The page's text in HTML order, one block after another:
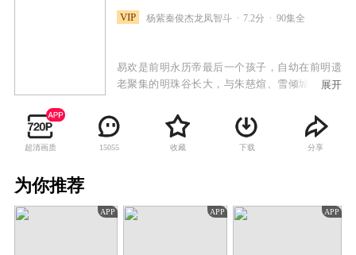
VIP 杨紫秦俊杰龙凤智斗 7.2分 90集全
易欢是前明永历帝最后一个孩子，自幼在前明遗
老聚集的明珠谷长大，与朱慈煊、雪倾城、叶默
大之后，易欢一行人离开明珠谷，在师父的授意
下设法接近康熙，试图寻找报家族仇恨的机会。
易欢与少年康熙从欢喜冤家到两心相许再到最后
情仇。康熙以仁德治国的理念终于打动了易欢，
展开
超清画质 15055 收藏 下载 分享
为你推荐
APP APP APP